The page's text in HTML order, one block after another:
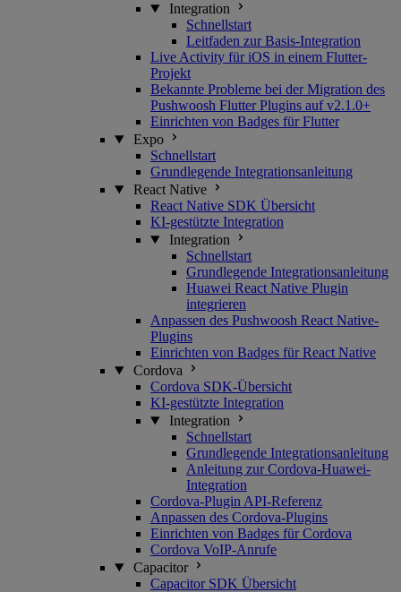
Integration
Schnellstart
Leitfaden zur Basis-Integration
Live Activity für iOS in einem Flutter-
Projekt
Bekannte Probleme bei der Migration des
Pushwoosh Flutter Plugins auf v2.1.0+
Einrichten von Badges für Flutter
Expo
Schnellstart
Grundlegende Integrationsanleitung
React Native
React Native SDK Übersicht
KI-gestützte Integration
Integration
Schnellstart
Grundlegende Integrationsanleitung
Huawei React Native Plugin
integrieren
Anpassen des Pushwoosh React Native-
Plugins
Einrichten von Badges für React Native
Cordova
Cordova SDK-Übersicht
KI-gestützte Integration
Integration
Schnellstart
Grundlegende Integrationsanleitung
Anleitung zur Cordova-Huawei-
Integration
Cordova-Plugin API-Referenz
Anpassen des Cordova-Plugins
Einrichten von Badges für Cordova
Cordova VoIP-Anrufe
Capacitor
Capacitor SDK Übersicht